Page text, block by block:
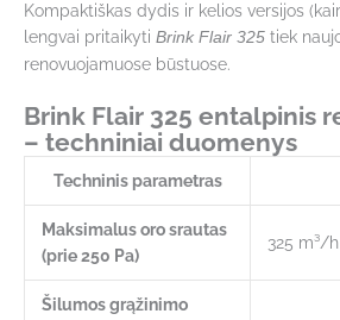
Kompaktiškas dydis ir kelios versijos
lengvai pritaikyti Brink Flair 325 tiek
renovuojamuose būstuose.
Brink Flair 325 entalpinis
– techniniai duomenys
Techninis parametras
Maksimalus oro srautas
(prie 250 Pa)
325 m³/h
Šilumos grąžinimo